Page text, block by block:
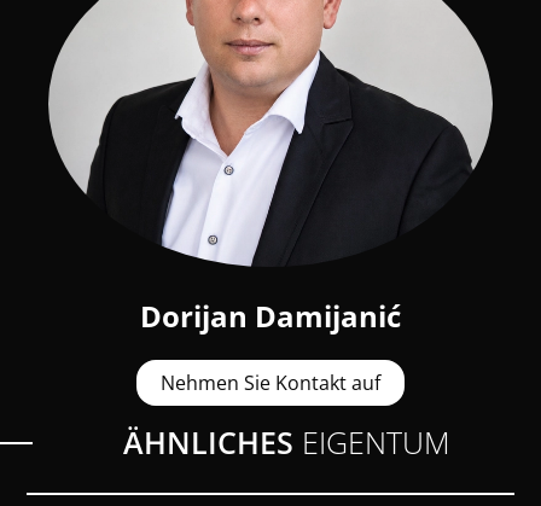
Dorijan Damijanić
Nehmen Sie Kontakt auf
ÄHNLICHES EIGENTUM